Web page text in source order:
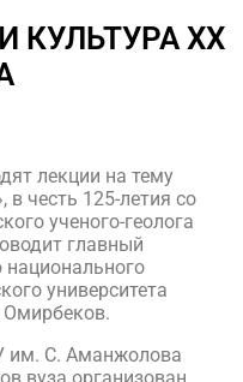
КУЛЬТУРА ХХ
лекции на тему
в честь 125-летия со
ученого-геолога
главный
национального
университета
им. С. Аманжолова